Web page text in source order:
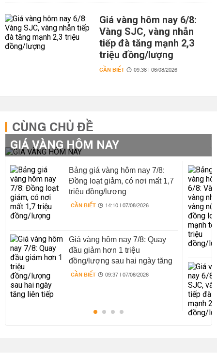
Giá vàng hôm nay 6/8:
Vàng SJC, vàng nhẫn
tiếp đà tăng mạnh 2,3
triệu đồng/lượng
CẦN BIẾT 09:38 | 06/08/2026
CÙNG CHỦ ĐỀ
GIÁ VÀNG HÔM NAY
Bảng giá vàng hôm nay 7/8:
Đồng loạt giảm, có nơi mất 1,7
triệu đồng/lượng
CẦN BIẾT 14:10 | 07/08/2026
Giá vàng hôm nay 7/8: Quay
đầu giảm hơn 1 triệu
đồng/lượng sau hai ngày tăng
liên tiếp
CẦN BIẾT 09:37 | 07/08/2026